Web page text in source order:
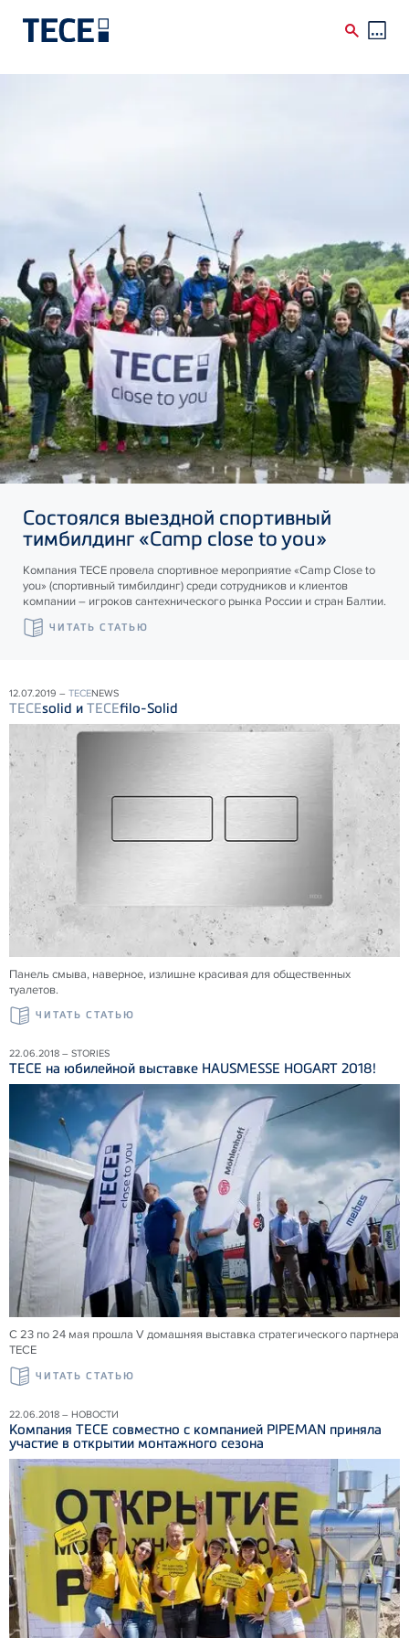
Skip to main content
Состоялся выездной спортивный
тимбилдинг «Camp close to you»
Компания ТЕСЕ провела спортивное мероприятие «Camp Close to
you» (спортивный тимбилдинг) среди сотрудников и клиентов
компании – игроков сантехнического рынка России и стран Балтии.
ЧИТАТЬ СТАТЬЮ
12.07.2019 – TECENEWS
TECEsolid и TECEfilo-Solid
Панель смыва, наверное, излишне красивая для общественных
туалетов.
ЧИТАТЬ СТАТЬЮ
22.06.2018 – STORIES
ТЕСЕ на юбилейной выставке HAUSMESSE HOGART 2018!
С 23 по 24 мая прошла V домашняя выставка стратегического партнера
ТЕСЕ
ЧИТАТЬ СТАТЬЮ
22.06.2018 – НОВОСТИ
Компания ТЕСЕ совместно с компанией PIPEMAN приняла
участие в открытии монтажного сезона